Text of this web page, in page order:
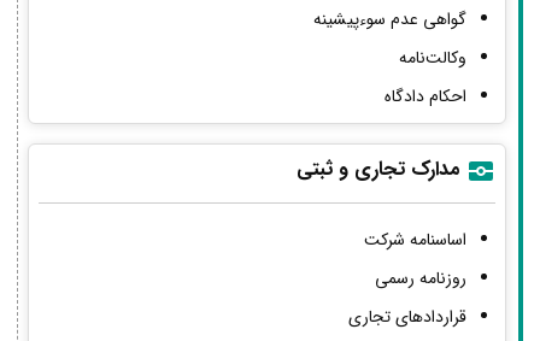
گواهی عدم سوءپیشینه
وکالت‌نامه
احکام دادگاه
مدارک تجاری و ثبتی
اساسنامه شرکت
روزنامه رسمی
قراردادهای تجاری